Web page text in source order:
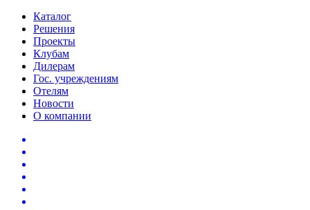
Каталог
Решения
Проекты
Клубам
Дилерам
Гос. учреждениям
Отелям
Новости
О компании